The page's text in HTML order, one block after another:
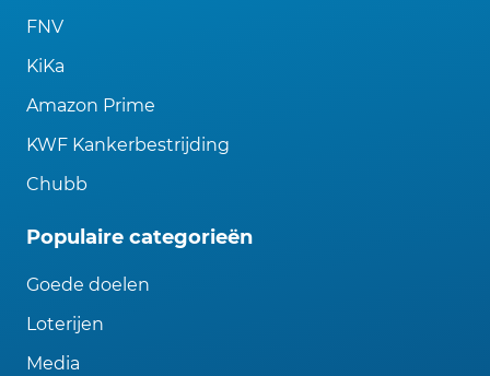
FNV
KiKa
Amazon Prime
KWF Kankerbestrijding
Chubb
Populaire categorieën
Goede doelen
Loterijen
Media